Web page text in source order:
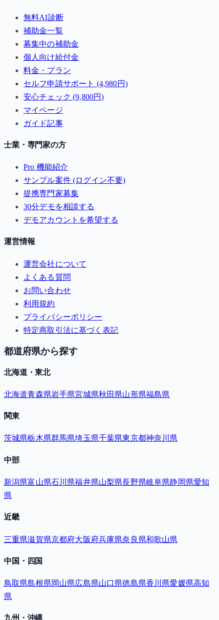
無料AI診断
補助金一覧
募集中の補助金
個人向け給付金
料金・プラン
セルフ申請サポート (4,980円)
安心チェック (9,800円)
マイページ
ガイド記事
士業・専門家の方
Pro 機能紹介
サンプル案件 (ログイン不要)
提携専門家募集
30分デモを相談する
デモアカウントを希望する
運営情報
運営会社について
よくある質問
お問い合わせ
利用規約
プライバシーポリシー
特定商取引法に基づく表記
都道府県から探す
北海道・東北
北海道青森県岩手県宮城県秋田県山形県福島県
関東
茨城県栃木県群馬県埼玉県千葉県東京都神奈川県
中部
新潟県富山県石川県福井県山梨県長野県岐阜県静岡県愛知
県
近畿
三重県滋賀県京都府大阪府兵庫県奈良県和歌山県
中国・四国
鳥取県島根県岡山県広島県山口県徳島県香川県愛媛県高知
県
九州・沖縄